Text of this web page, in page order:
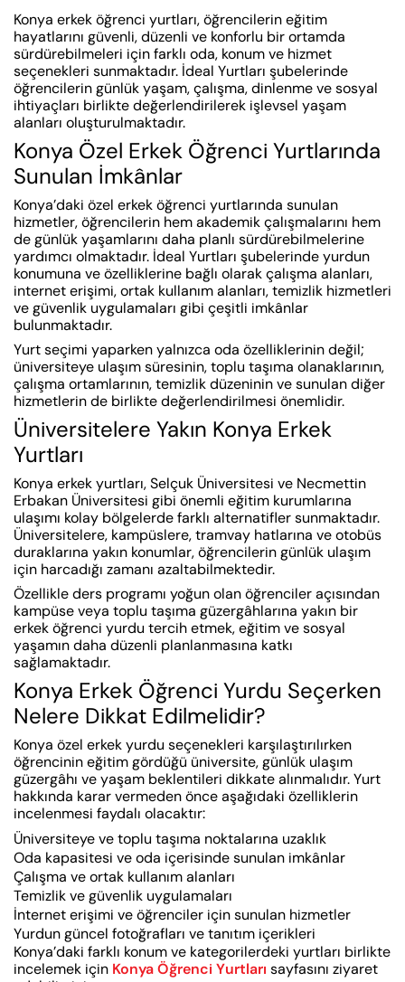
Konya erkek öğrenci yurtları, öğrencilerin eğitim
hayatlarını güvenli, düzenli ve konforlu bir ortamda
sürdürebilmeleri için farklı oda, konum ve hizmet
seçenekleri sunmaktadır. İdeal Yurtları şubelerinde
öğrencilerin günlük yaşam, çalışma, dinlenme ve sosyal
ihtiyaçları birlikte değerlendirilerek işlevsel yaşam
alanları oluşturulmaktadır.
Konya Özel Erkek Öğrenci Yurtlarında
Sunulan İmkânlar
Konya’daki özel erkek öğrenci yurtlarında sunulan
hizmetler, öğrencilerin hem akademik çalışmalarını hem
de günlük yaşamlarını daha planlı sürdürebilmelerine
yardımcı olmaktadır. İdeal Yurtları şubelerinde yurdun
konumuna ve özelliklerine bağlı olarak çalışma alanları,
internet erişimi, ortak kullanım alanları, temizlik hizmetleri
ve güvenlik uygulamaları gibi çeşitli imkânlar
bulunmaktadır.
Yurt seçimi yaparken yalnızca oda özelliklerinin değil;
üniversiteye ulaşım süresinin, toplu taşıma olanaklarının,
çalışma ortamlarının, temizlik düzeninin ve sunulan diğer
hizmetlerin de birlikte değerlendirilmesi önemlidir.
Üniversitelere Yakın Konya Erkek
Yurtları
Konya erkek yurtları, Selçuk Üniversitesi ve Necmettin
Erbakan Üniversitesi gibi önemli eğitim kurumlarına
ulaşımı kolay bölgelerde farklı alternatifler sunmaktadır.
Üniversitelere, kampüslere, tramvay hatlarına ve otobüs
duraklarına yakın konumlar, öğrencilerin günlük ulaşım
için harcadığı zamanı azaltabilmektedir.
Özellikle ders programı yoğun olan öğrenciler açısından
kampüse veya toplu taşıma güzergâhlarına yakın bir
erkek öğrenci yurdu tercih etmek, eğitim ve sosyal
yaşamın daha düzenli planlanmasına katkı
sağlamaktadır.
Konya Erkek Öğrenci Yurdu Seçerken
Nelere Dikkat Edilmelidir?
Konya özel erkek yurdu seçenekleri karşılaştırılırken
öğrencinin eğitim gördüğü üniversite, günlük ulaşım
güzergâhı ve yaşam beklentileri dikkate alınmalıdır. Yurt
hakkında karar vermeden önce aşağıdaki özelliklerin
incelenmesi faydalı olacaktır:
Üniversiteye ve toplu taşıma noktalarına uzaklık
Oda kapasitesi ve oda içerisinde sunulan imkânlar
Çalışma ve ortak kullanım alanları
Temizlik ve güvenlik uygulamaları
İnternet erişimi ve öğrenciler için sunulan hizmetler
Yurdun güncel fotoğrafları ve tanıtım içerikleri
Konya’daki farklı konum ve kategorilerdeki yurtları birlikte
incelemek için Konya Öğrenci Yurtları sayfasını ziyaret